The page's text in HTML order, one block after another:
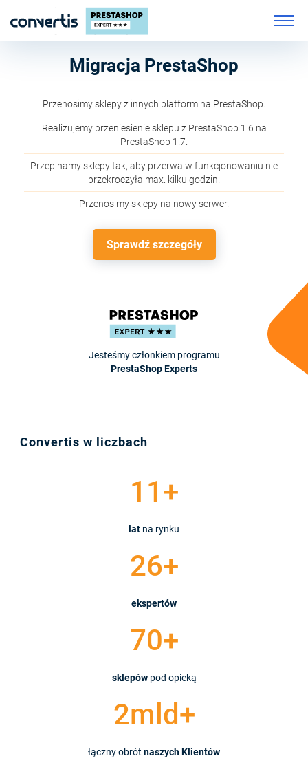
Migracja PrestaShop
Przenosimy sklepy z innych platform na PrestaShop.
Realizujemy przeniesienie sklepu z PrestaShop 1.6 na
PrestaShop 1.7.
Przepinamy sklepy tak, aby przerwa w funkcjonowaniu nie
przekroczyła max. kilku godzin.
Przenosimy sklepy na nowy serwer.
Sprawdź szczegóły
Jesteśmy członkiem programu
PrestaShop Experts
Convertis w liczbach
11+
lat na rynku
26+
ekspertów
70+
sklepówpod opieką
2mld+
łączny obrót naszych Klientów